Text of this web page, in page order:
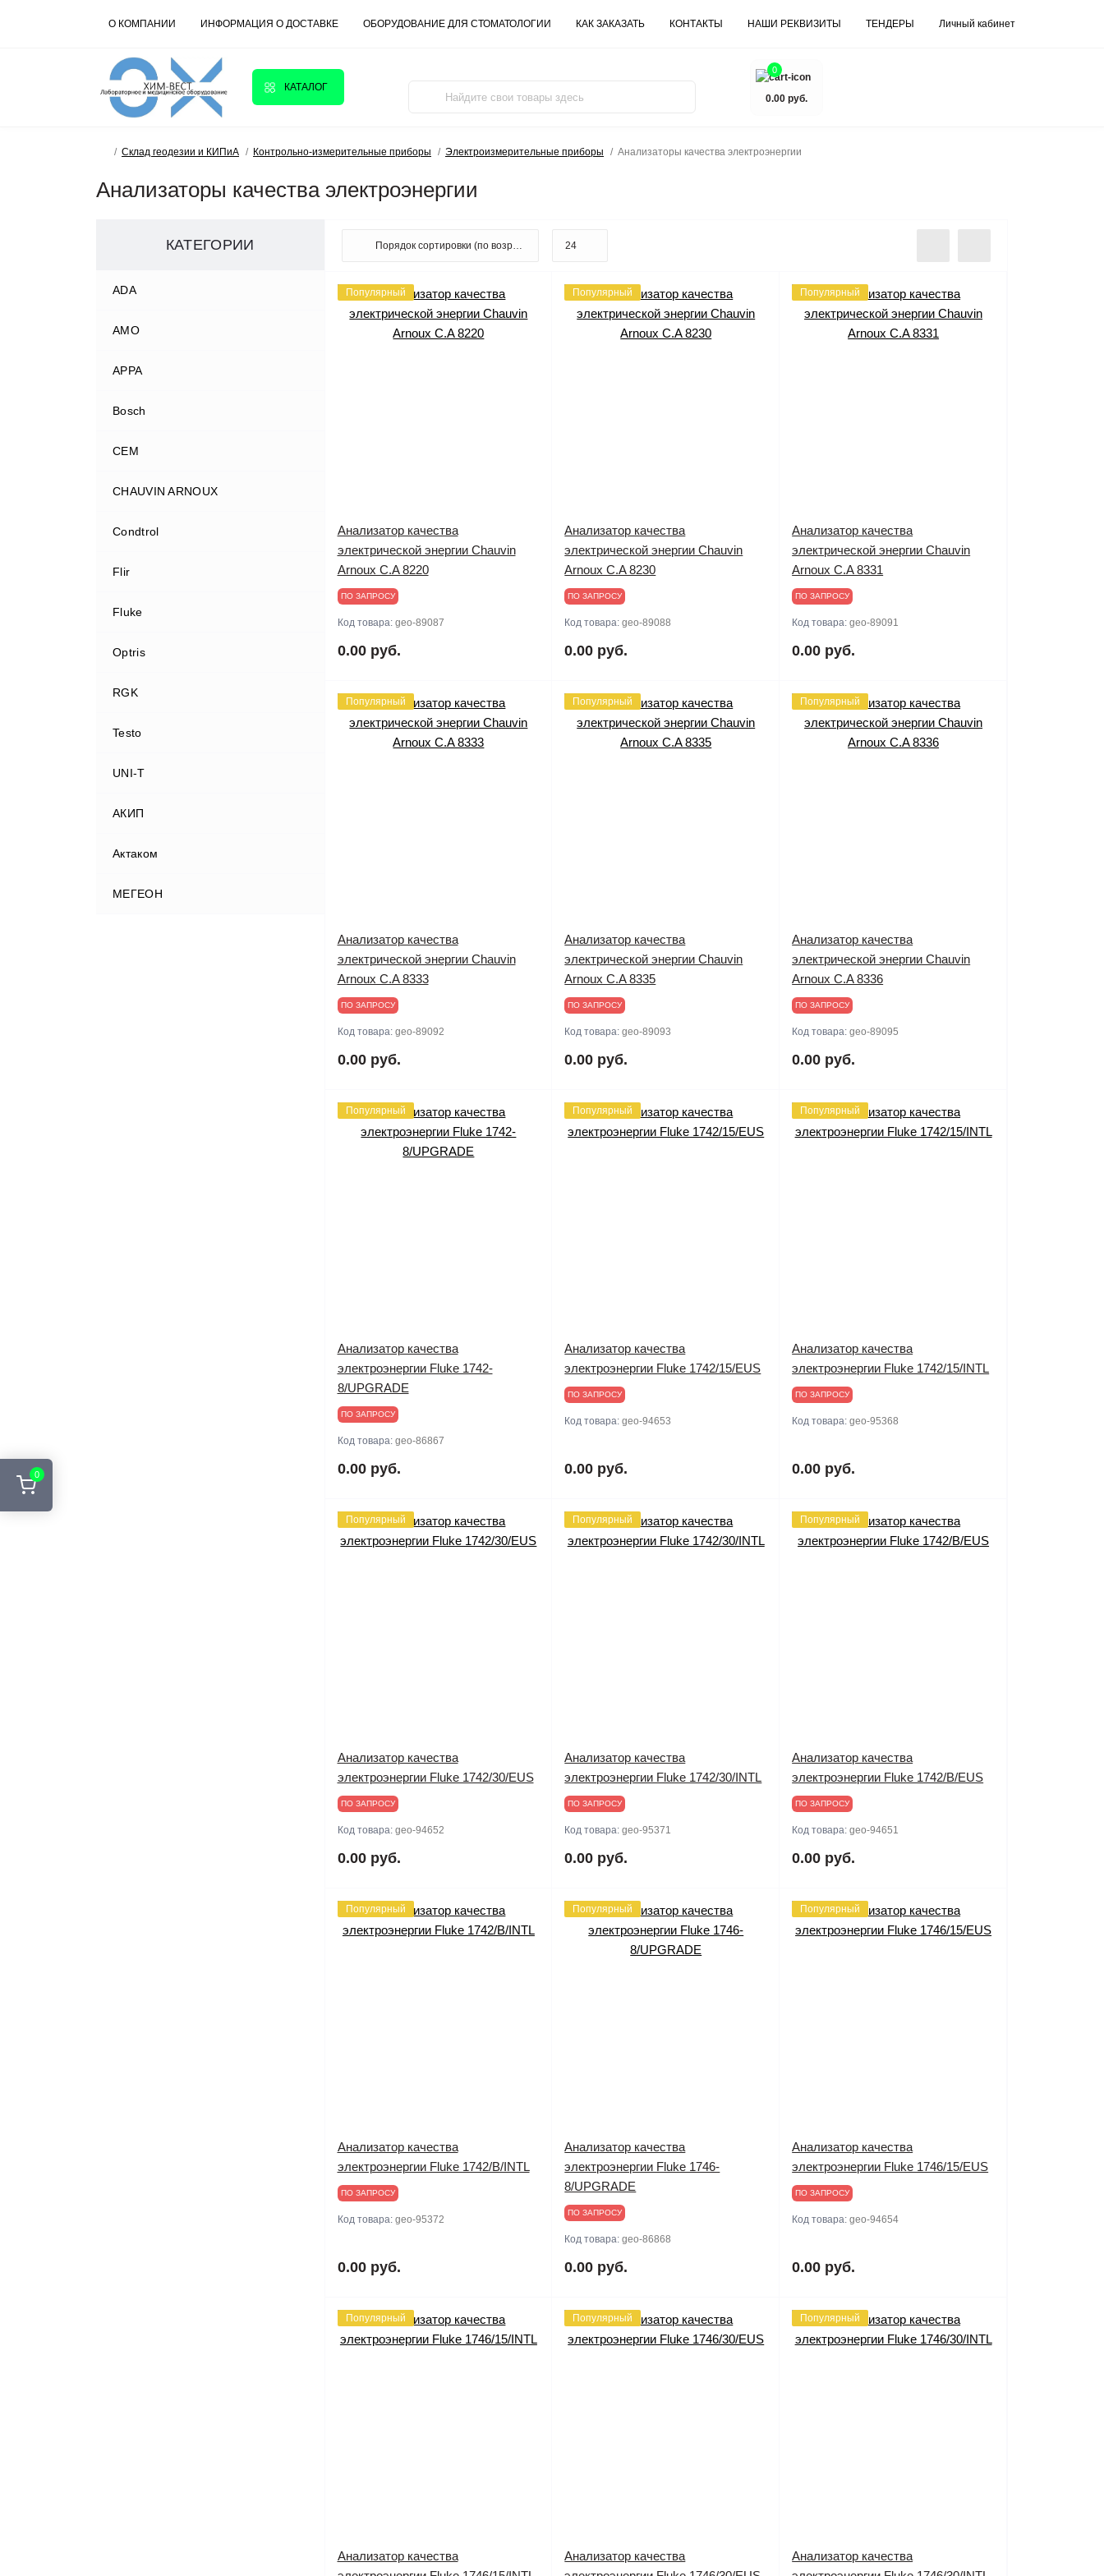
0
О КОМПАНИИ ИНФОРМАЦИЯ О ДОСТАВКЕ ОБОРУДОВАНИЕ ДЛЯ СТОМАТОЛОГИИ КАК ЗАКАЗАТЬ КОНТАКТЫ НАШИ РЕКВИЗИТЫ ТЕНДЕРЫ Личный кабинет
КАТАЛОГ
0
0.00 руб.
Склад геодезии и КИПиА Контрольно-измерительные приборы Электроизмерительные приборы Анализаторы качества электроэнергии
Анализаторы качества электроэнергии
КАТЕГОРИИ
ADA
AMO
APPA
Bosch
CEM
CHAUVIN ARNOUX
Condtrol
Flir
Fluke
Optris
RGK
Testo
UNI-T
АКИП
Актаком
МЕГЕОН
Популярный
Анализатор качества
электрической энергии Chauvin
Arnoux C.A 8220
ПО ЗАПРОСУ
Код товара: geo-89087
0.00 руб.
Популярный
Анализатор качества
электрической энергии Chauvin
Arnoux C.A 8230
ПО ЗАПРОСУ
Код товара:geo-89088
0.00 руб.
Популярный
Анализатор качества
электрической энергии Chauvin
Arnoux C.A 8331
ПО ЗАПРОСУ
Код товара:geo-89091
0.00 руб.
Популярный
Анализатор качества
электрической энергии Chauvin
Arnoux C.A 8333
ПО ЗАПРОСУ
Код товара: geo-89092
0.00 руб.
Популярный
Анализатор качества
электрической энергии Chauvin
Arnoux C.A 8335
ПО ЗАПРОСУ
Код товара:geo-89093
0.00 руб.
Популярный
Анализатор качества
электрической энергии Chauvin
Arnoux C.A 8336
ПО ЗАПРОСУ
Код товара:geo-89095
0.00 руб.
Популярный
Анализатор качества
электроэнергии Fluke 1742-
8/UPGRADE
ПО ЗАПРОСУ
Код товара: geo-86867
0.00 руб.
Популярный
Анализатор качества
электроэнергии Fluke 1742/15/EUS
ПО ЗАПРОСУ
Код товара:geo-94653
0.00 руб.
Популярный
Анализатор качества
электроэнергии Fluke 1742/15/INTL
ПО ЗАПРОСУ
Код товара:geo-95368
0.00 руб.
Популярный
Анализатор качества
электроэнергии Fluke 1742/30/EUS
ПО ЗАПРОСУ
Код товара: geo-94652
0.00 руб.
Популярный
Анализатор качества
электроэнергии Fluke 1742/30/INTL
ПО ЗАПРОСУ
Код товара:geo-95371
0.00 руб.
Популярный
Анализатор качества
электроэнергии Fluke 1742/B/EUS
ПО ЗАПРОСУ
Код товара:geo-94651
0.00 руб.
Популярный
Анализатор качества
электроэнергии Fluke 1742/B/INTL
ПО ЗАПРОСУ
Код товара: geo-95372
0.00 руб.
Популярный
Анализатор качества
электроэнергии Fluke 1746-
8/UPGRADE
ПО ЗАПРОСУ
Код товара:geo-86868
0.00 руб.
Популярный
Анализатор качества
электроэнергии Fluke 1746/15/EUS
ПО ЗАПРОСУ
Код товара:geo-94654
0.00 руб.
Популярный
Анализатор качества
Популярный
Анализатор качества
Популярный
Анализатор качества